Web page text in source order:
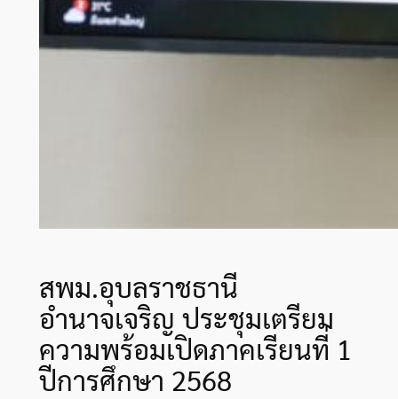
สพม.อุบลราชธานี
อำนาจเจริญ ประชุมเตรียม
ความพร้อมเปิดภาคเรียนที่ 1
ปีการศึกษา 2568